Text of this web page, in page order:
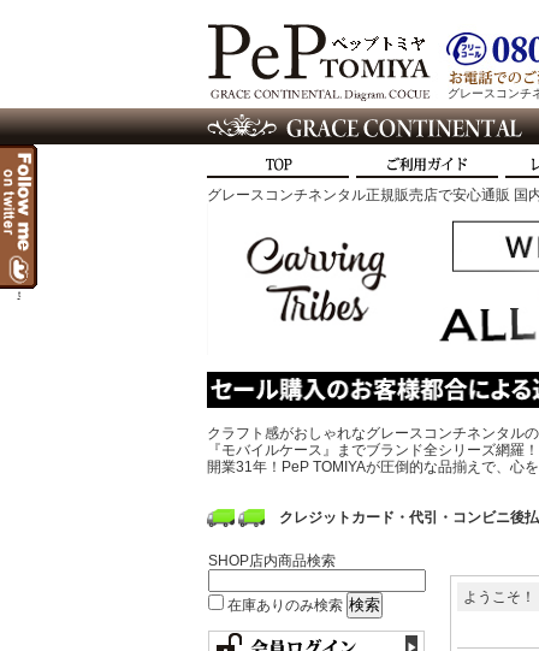
グレースコンチ
グレースコンチネンタル正規販売店で安心通販
クラフト感がおしゃれなグレースコンチネンタル
『モバイルケース』までブランド全シリーズ網
開業31年！PeP TOMIYAが圧倒的な品揃えで、心
クレジットカード・代引・コンビニ後
SHOP店内商品検索
在庫ありのみ検索
t
ようこそ